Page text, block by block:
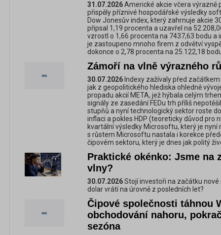
31.07.2026Americké akcie včera výrazně
přispěly příznivé hospodářské výsledky
Dow Jonesův index, který zahrnuje akcie
připsal 1,19 procenta a uzavřel na
vzrostl o 1,66 procenta na 7437,63 bodu a
je zastoupeno mnoho firem z odvětví
dokonce o 2,78 procenta na 25.122,18
Zámoří na vlně výrazného
30.07.2026 Indexy zažívaly před
jak z geopolitického hlediska ohledně
propadu akcií META, jež hýbala celým
signály ze zasedání FEDu trh příliš
stupňů a nyní technologický sektor roste
inflaci a pokles HDP (teoreticky důvod pro
kvartální výsledky Microsoftu, který je
s růstem Microsoftu nastala i korekce
čipovém sektoru, který je dnes jak politý
Praktické okénko: Jsme na
vlny?
30.07.2026Stojí investoři na začátku
dolar vrátí na úrovně z posledních let?
Čipové společnosti táhnou
obchodování nahoru,
sezóna